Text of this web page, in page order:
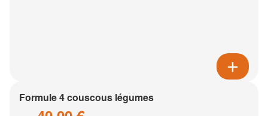
Formule 4 couscous légumes